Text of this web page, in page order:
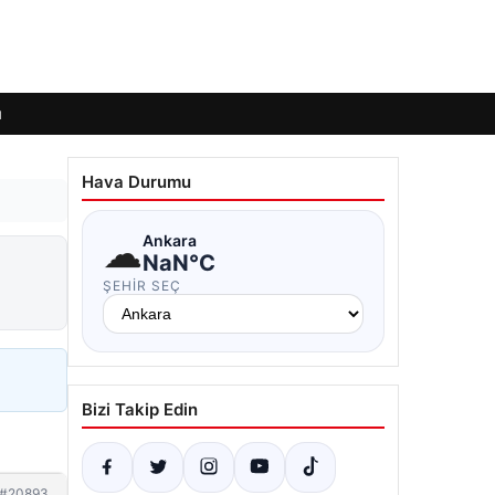
Hava Durumu
☁Ankara
NaN°C
ŞEHIR SEÇ
Bizi Takip Edin